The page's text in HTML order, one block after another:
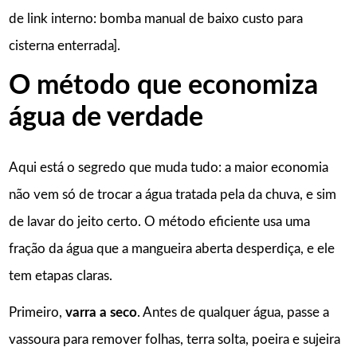
de link interno: bomba manual de baixo custo para
cisterna enterrada].
O método que economiza
água de verdade
Aqui está o segredo que muda tudo: a maior economia
não vem só de trocar a água tratada pela da chuva, e sim
de lavar do jeito certo. O método eficiente usa uma
fração da água que a mangueira aberta desperdiça, e ele
tem etapas claras.
Primeiro, varra a seco. Antes de qualquer água, passe a
vassoura para remover folhas, terra solta, poeira e sujeira